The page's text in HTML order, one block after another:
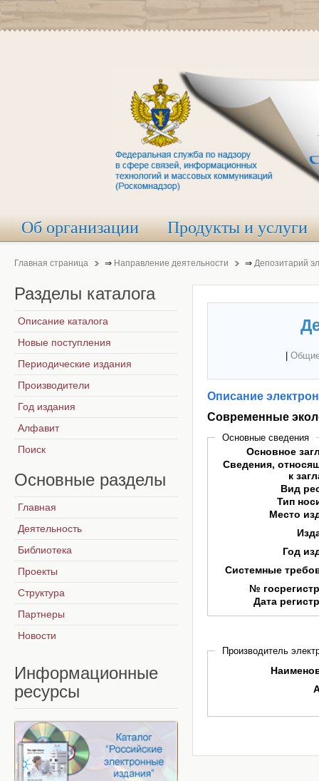
Об организации Продукты и услуги
Главная страница ⇒ Направление деятельности ⇒ Депозитарий
Описание
Современные
Основные сведения
Основное
Сведения,
к
Вид
Тип
Место
Год
Системные
№
Дата
Производитель
Разделы каталога
Описание каталога
Новые поступления
Периодические издания
Производители
Год издания
Алфавит
Поиск
Основные разделы
Главная
Деятельность
Библиотека
Проекты
Структура
Партнеры
Новости
Информационные
ресурсы